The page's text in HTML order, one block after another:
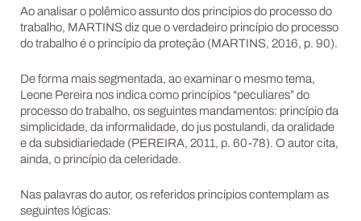
Ao analisar o polêmico assunto dos princípios do processo do
trabalho, MARTINS diz que o verdadeiro princípio do processo
do trabalho é o princípio da proteção (MARTINS, 2016, p. 90).
De forma mais segmentada, ao examinar o mesmo tema,
Leone Pereira nos indica como princípios “peculiares” do
processo do trabalho, os seguintes mandamentos: princípio da
simplicidade, da informalidade, do jus postulandi, da oralidade
e da subsidiariedade (PEREIRA, 2011, p. 60-78). O autor cita,
ainda, o princípio da celeridade.
Nas palavras do autor, os referidos princípios contemplam as
seguintes lógicas: